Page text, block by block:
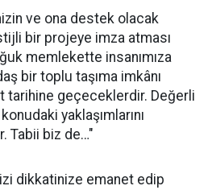
ve ona destek olacak
bir projeye imza atması
memlekette insanımıza
bir toplu taşıma imkânı
tarihine geçeceklerdir. Değerli
yaklaşımlarını
Tabii biz de…"
dikkatinize emanet edip